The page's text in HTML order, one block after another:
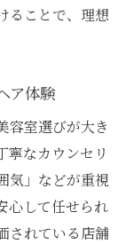
ることで、理想
ア体験
容室選びが大き
寧なカウンセリ
気」などが重視
心して任せられ
されている店舗